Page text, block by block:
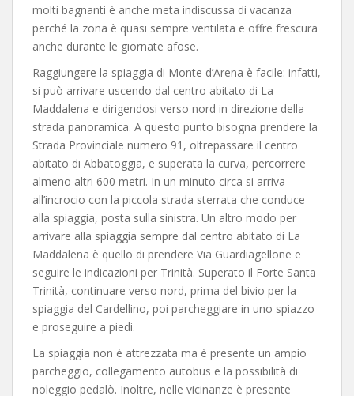
molti bagnanti è anche meta indiscussa di vacanza
perché la zona è quasi sempre ventilata e offre frescura
anche durante le giornate afose.
Raggiungere la spiaggia di Monte d’Arena è facile: infatti,
si può arrivare uscendo dal centro abitato di La
Maddalena e dirigendosi verso nord in direzione della
strada panoramica. A questo punto bisogna prendere la
Strada Provinciale numero 91, oltrepassare il centro
abitato di Abbatoggia, e superata la curva, percorrere
almeno altri 600 metri. In un minuto circa si arriva
all’incrocio con la piccola strada sterrata che conduce
alla spiaggia, posta sulla sinistra. Un altro modo per
arrivare alla spiaggia sempre dal centro abitato di La
Maddalena è quello di prendere Via Guardiagellone e
seguire le indicazioni per Trinità. Superato il Forte Santa
Trinità, continuare verso nord, prima del bivio per la
spiaggia del Cardellino, poi parcheggiare in uno spiazzo
e proseguire a piedi.
La spiaggia non è attrezzata ma è presente un ampio
parcheggio, collegamento autobus e la possibilità di
noleggio pedalò. Inoltre, nelle vicinanze è presente